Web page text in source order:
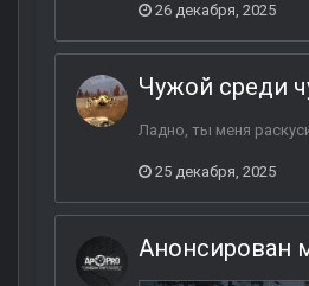
26 декабря, 2025
Чужой среди
Ладно, ты меня
25 декабря, 2025
Анонсирован